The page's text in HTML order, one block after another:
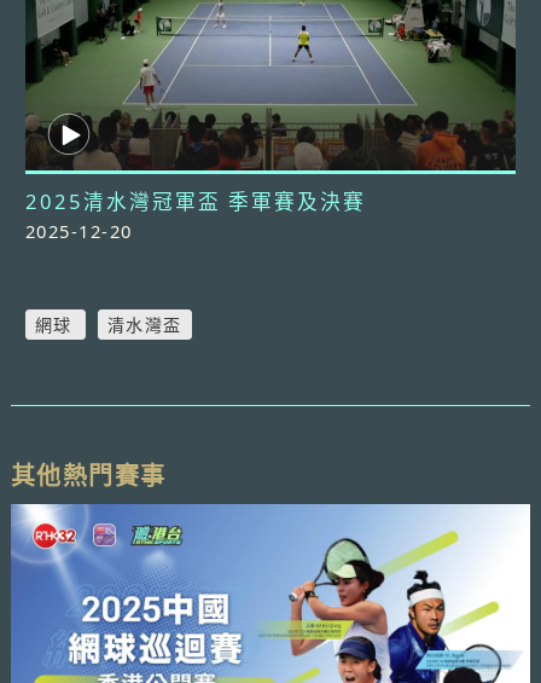
2025清水灣冠軍盃 季軍賽及決賽
2025-12-20
網球 清水灣盃
其他熱門賽事